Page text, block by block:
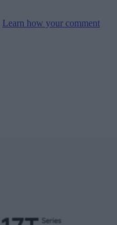
Learn how your comment